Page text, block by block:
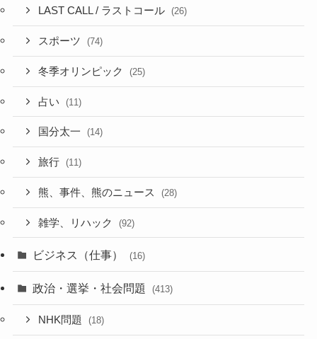
LAST CALL / ラストコール (26)
スポーツ (74)
冬季オリンピック (25)
占い (11)
国分太一 (14)
旅行 (11)
熊、事件、熊のニュース (28)
雑学、リハック (92)
ビジネス（仕事） (16)
政治・選挙・社会問題 (413)
NHK問題 (18)